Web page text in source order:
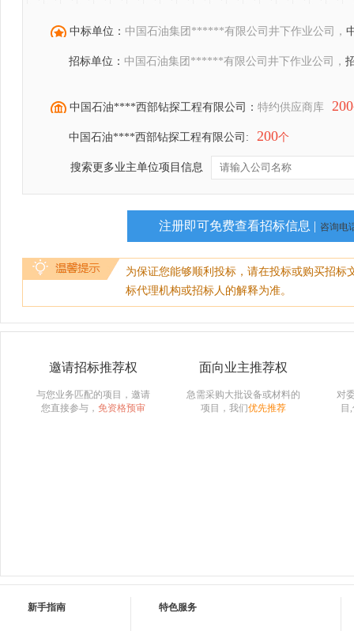
中标单位： 中国石油集团******有限公司井下作业公司，
招标单位： 中国石油集团******有限公司井下作业公司，
中国石油****西部钻探工程有限公司： 特约供应商库 200
中国石油****西部钻探工程有限公司: 200个
搜索更多业主单位项目信息
注册即可免费查看招标信息 | 咨询电
为保证您能够顺利投标，请在投标或购买招
标代理机构或招标人的解释为准。
邀请招标推荐权
与您业务匹配的项目，邀请
您直接参与， 免资格预审
面向业主推荐权
急需采购大批设备或材料的
项目，我们优先推荐
对
目
新手指南 特色服务